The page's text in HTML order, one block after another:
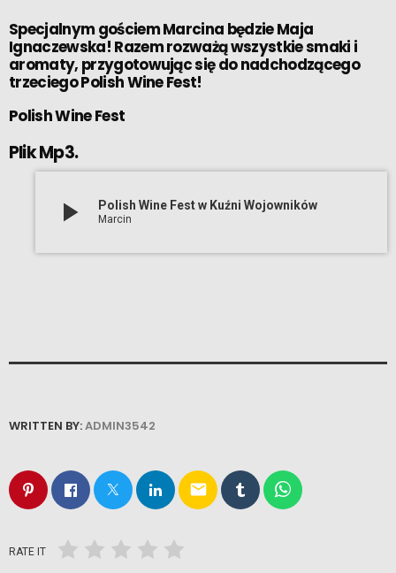
Specjalnym gościem Marcina będzie Maja
Ignaczewska! Razem rozważą wszystkie smaki i
aromaty, przygotowując się do nadchodzącego
trzeciego Polish Wine Fest!
Polish Wine Fest
Plik Mp3.
play_arrow Polish Wine Fest w Kuźni Wojowników
Marcin
WRITTEN BY:ADMIN3542
email
RATE IT